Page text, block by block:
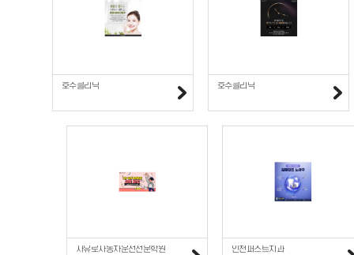
호수클리닉 호수클리닉
자유로자동차운전전문학원 인천퍼스트치과